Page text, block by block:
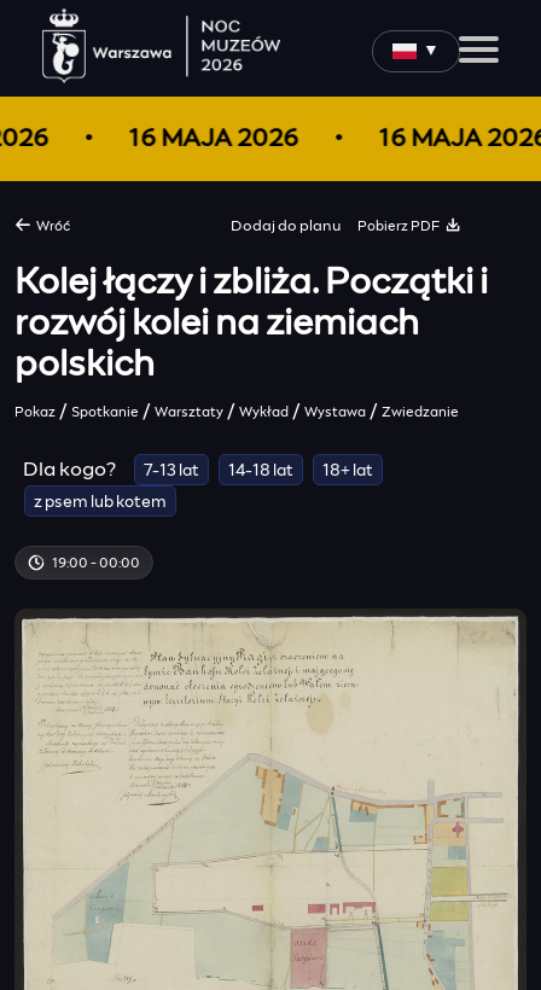
▼
16 MAJA 2026 16 MAJA
Dodaj do planu Pobierz PDF
Wróć
Kolej łączy i zbliża. Początki i
rozwój kolei na ziemiach
polskich
Pokaz / Spotkanie / Warsztaty / Wykład / Wystawa / Zwiedzanie
Dla kogo? 7-13 lat 14-18 lat
18+ lat
z psem lub kotem
19:00 - 00:00